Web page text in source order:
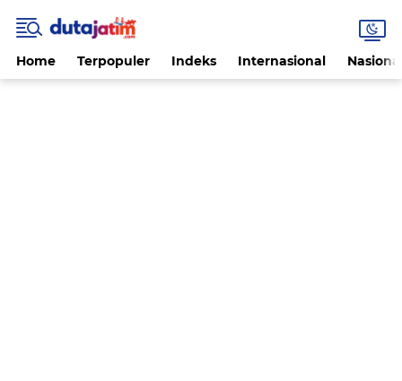
Home Terpopuler Indeks Internasional